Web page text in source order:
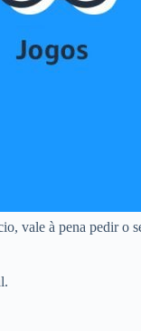
vale à pena pedir o